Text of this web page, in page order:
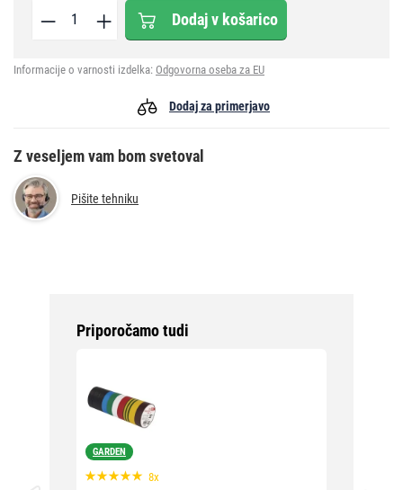
Dodaj v košarico
Informacije o varnosti izdelka: Odgovorna oseba za EU
Dodaj za primerjavo
Z veseljem vam bom svetoval
Pišite tehniku
Priporočamo tudi
GARDEN
8x